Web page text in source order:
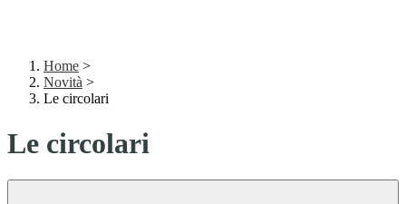
Home >
Novità >
Le circolari
Le circolari